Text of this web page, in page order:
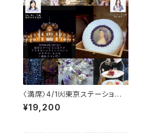
〈満席〉4/1㈫東京ステーション
ホテル 〈スミレ〉アフタヌーンテ
ィーイベント
¥19,200